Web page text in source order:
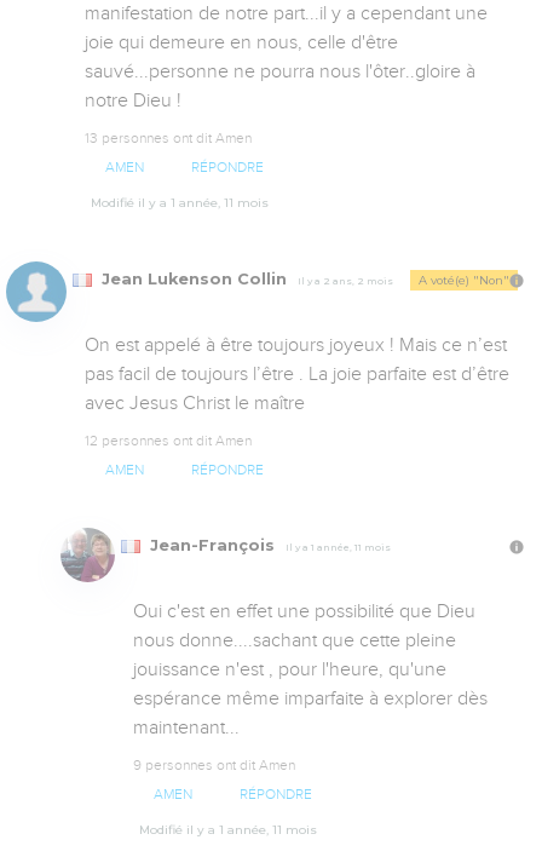
manifestation de notre part...il y a cependant une
joie qui demeure en nous, celle d'être
sauvé...personne ne pourra nous l'ôter..gloire à
notre Dieu !
13 personnes ont dit Amen
AMEN RÉPONDRE
Modifié il y a 1 année, 11 mois
Jean Lukenson Collin Il y a 2 ans, 2 mois A voté(e) "Non"
On est appelé à être toujours joyeux ! Mais ce n’est
pas facil de toujours l’être . La joie parfaite est d’être
avec Jesus Christ le maître
12 personnes ont dit Amen
AMEN RÉPONDRE
Jean-François Il y a 1 année, 11 mois
Oui c'est en effet une possibilité que Dieu
nous donne....sachant que cette pleine
jouissance n'est , pour l'heure, qu'une
espérance même imparfaite à explorer dès
maintenant...
9 personnes ont dit Amen
AMEN RÉPONDRE
Modifié il y a 1 année, 11 mois